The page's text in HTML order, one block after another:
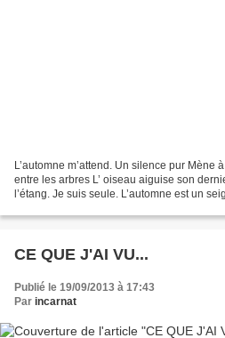
L’automne m’attend. Un silence pur Mène
entre les arbres L’ oiseau aiguise son
l’étang. Je suis seule. L’automne est un
CE QUE J'AI VU...
Publié le 19/09/2013 à 17:43
Par incarnat